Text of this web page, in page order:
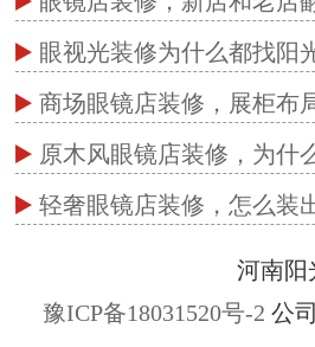
眼视光装修为什么都找阳
商场眼镜店装修，展柜布
原木风眼镜店装修，为什
轻奢眼镜店装修，怎么装
河南阳
豫ICP备18031520号-2 公